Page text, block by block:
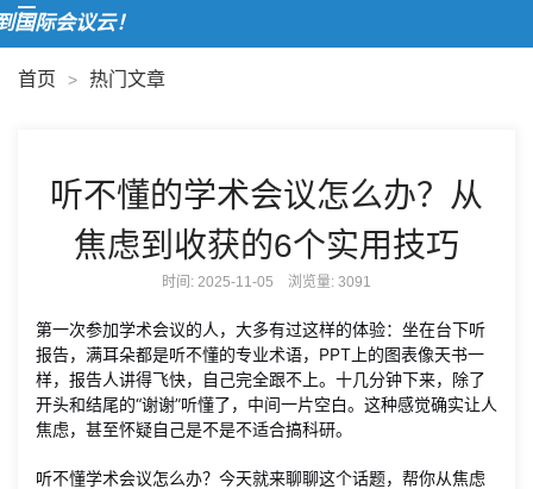
首页 > 热门文章
听不懂的学术会议怎么办？从
焦虑到收获的6个实用技巧
时间: 2025-11-05 浏览量: 3091
第一次参加学术会议的人，大多有过这样的体验：坐在台下听
报告，满耳朵都是听不懂的专业术语，PPT上的图表像天书一
样，报告人讲得飞快，自己完全跟不上。十几分钟下来，除了
开头和结尾的“谢谢”听懂了，中间一片空白。这种感觉确实让人
焦虑，甚至怀疑自己是不是不适合搞科研。
听不懂学术会议怎么办？今天就来聊聊这个话题，帮你从焦虑